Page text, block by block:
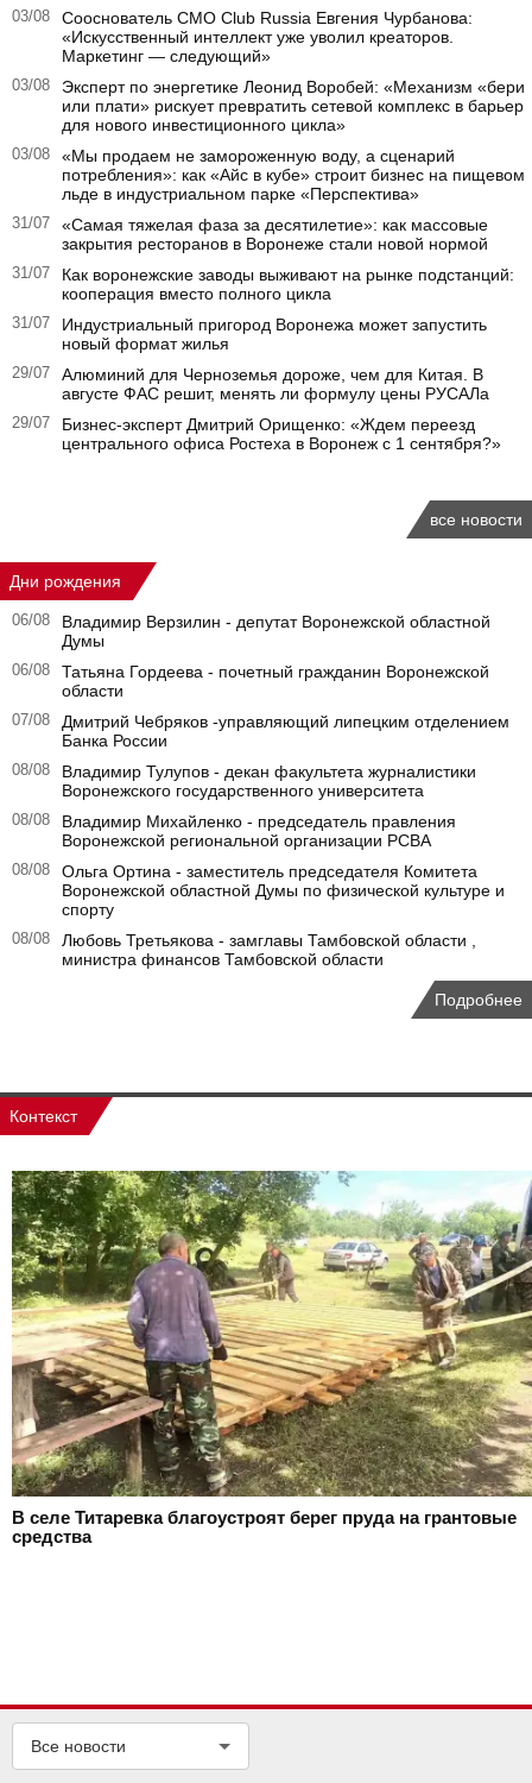
03/08
Сооснователь CMO Club Russia Евгения Чурбанова:
«Искусственный интеллект уже уволил креаторов.
Маркетинг — следующий»
03/08
Эксперт по энергетике Леонид Воробей: «Механизм «бери
или плати» рискует превратить сетевой комплекс в барьер
для нового инвестиционного цикла»
03/08
«Мы продаем не замороженную воду, а сценарий
потребления»: как «Айс в кубе» строит бизнес на пищевом
льде в индустриальном парке «Перспектива»
31/07
«Самая тяжелая фаза за десятилетие»: как массовые
закрытия ресторанов в Воронеже стали новой нормой
31/07
Как воронежские заводы выживают на рынке подстанций:
кооперация вместо полного цикла
31/07
Индустриальный пригород Воронежа может запустить
новый формат жилья
29/07
Алюминий для Черноземья дороже, чем для Китая. В
августе ФАС решит, менять ли формулу цены РУСАЛа
29/07
Бизнес-эксперт Дмитрий Орищенко: «Ждем переезд
центрального офиса Ростеха в Воронеж с 1 сентября?»
все новости
Дни рождения
06/08
Владимир Верзилин - депутат Воронежской областной
Думы
06/08
Татьяна Гордеева - почетный гражданин Воронежской
области
07/08
Дмитрий Чебряков -управляющий липецким отделением
Банка России
08/08
Владимир Тулупов - декан факультета журналистики
Воронежского государственного университета
08/08
Владимир Михайленко - председатель правления
Воронежской региональной организации РСВА
08/08
Ольга Ортина - заместитель председателя Комитета
Воронежской областной Думы по физической культуре и
спорту
08/08
Любовь Третьякова - замглавы Тамбовской области ,
министра финансов Тамбовской области
Подробнее
Контекст
В селе Титаревка благоустроят берег пруда на грантовые
средства
Все новости